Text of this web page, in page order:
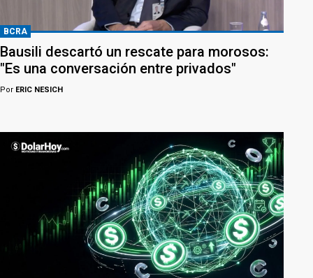
BCRA
Bausili descartó un rescate para morosos:
"Es una conversación entre privados"
Por ERIC NESICH